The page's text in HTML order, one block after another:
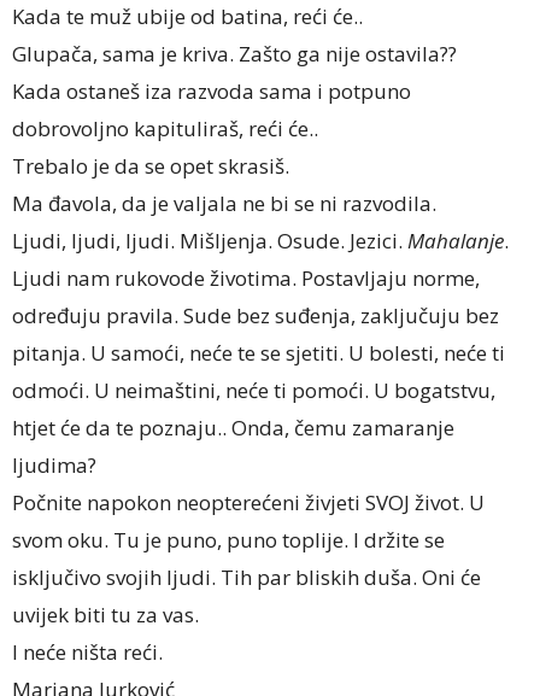
Kada te muž ubije od batina, reći će..
Glupača, sama je kriva. Zašto ga nije ostavila??
Kada ostaneš iza razvoda sama i potpuno
dobrovoljno kapituliraš, reći će..
Trebalo je da se opet skrasiš.
Ma đavola, da je valjala ne bi se ni razvodila.
Ljudi, ljudi, ljudi. Mišljenja. Osude. Jezici. Mahalanje.
Ljudi nam rukovode životima. Postavljaju norme,
određuju pravila. Sude bez suđenja, zaključuju bez
pitanja. U samoći, neće te se sjetiti. U bolesti, neće ti
odmoći. U neimaštini, neće ti pomoći. U bogatstvu,
htjet će da te poznaju.. Onda, čemu zamaranje
ljudima?
Počnite napokon neopterećeni živjeti SVOJ život. U
svom oku. Tu je puno, puno toplije. I držite se
isključivo svojih ljudi. Tih par bliskih duša. Oni će
uvijek biti tu za vas.
I neće ništa reći.
Mariana Jurković